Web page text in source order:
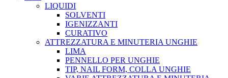
LIQUIDI
SOLVENTI
IGENIZZANTI
CURATIVO
ATTREZZATURA E MINUTERIA UNGHIE
LIMA
PENNELLO PER UNGHIE
TIP, NAIL FORM, COLLA UNGHIE